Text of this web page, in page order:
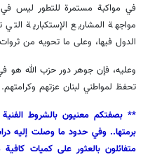
في مواكبة مستمرة للتطور ليس
مواجهة المشاريع الإستكبارية
الدول فيها، وعلى ما تحويه من
وعليه، فإن جوهر دور حزب الله هو
تحفظ لمواطني لبنان عزتهم وكرامتهم.
** بصفتكم معنيون بالشروط الفنية
برمتها.. وفي حدود ما وصلت إليه
متفائلون بالعثور على كميات